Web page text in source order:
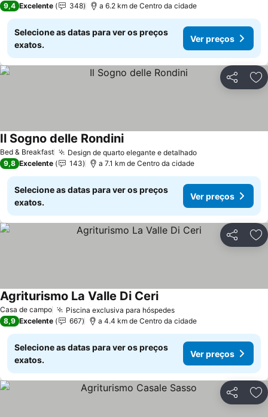
9,4 Excelente 348 a 6.2 km de Centro da cidade
Selecione as datas para ver os preços
exatos.
Ver preços
Partilhar
Bed & Breakfast Design de quarto elegante e detalhadoVer preços
Il Sogno delle RondiniVer preços
9,8 Excelente 143 a 7.1 km de Centro da cidade
Selecione as datas para ver os preços
exatos.
Ver preços
Partilhar
Casa de campo Piscina exclusiva para hóspedesVer preços
Agriturismo La Valle Di CeriVer preços
8,9 Excelente 667 a 4.4 km de Centro da cidade
Selecione as datas para ver os preços
exatos.
Ver preços
Partilhar